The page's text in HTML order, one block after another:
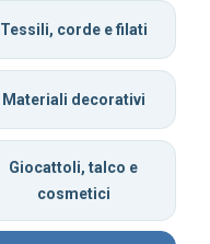
Tessili, corde e filati
Materiali decorativi
Giocattoli, talco e
cosmetici